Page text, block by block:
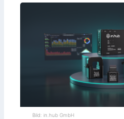
Bild: in.hub GmbH